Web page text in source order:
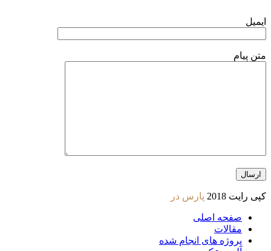
ایمیل
متن پیام
کپی رایت 2018 پارس در
صفحه اصلی
مقالات
پروژه های انجام شده